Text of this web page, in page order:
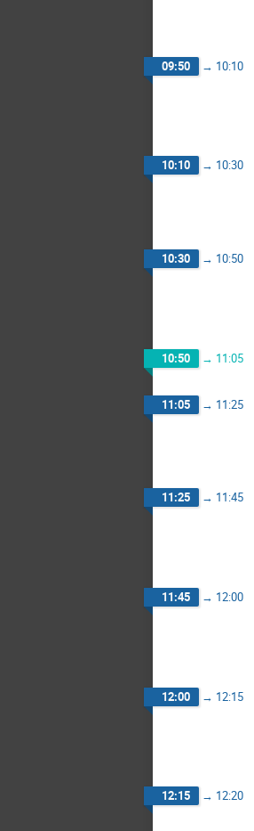
09:50 → 10:10
10:10 → 10:30
10:30 → 10:50
10:50 → 11:05
11:05 → 11:25
11:25 → 11:45
11:45 → 12:00
12:00 → 12:15
12:15 → 12:20